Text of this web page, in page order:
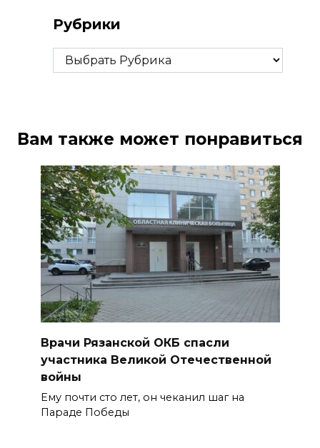
Рубрики
Рубрики
Вам также может понравиться
Врачи Рязанской ОКБ спасли
участника Великой Отечественной
войны
Ему почти сто лет, он чеканил шаг на
Параде Победы